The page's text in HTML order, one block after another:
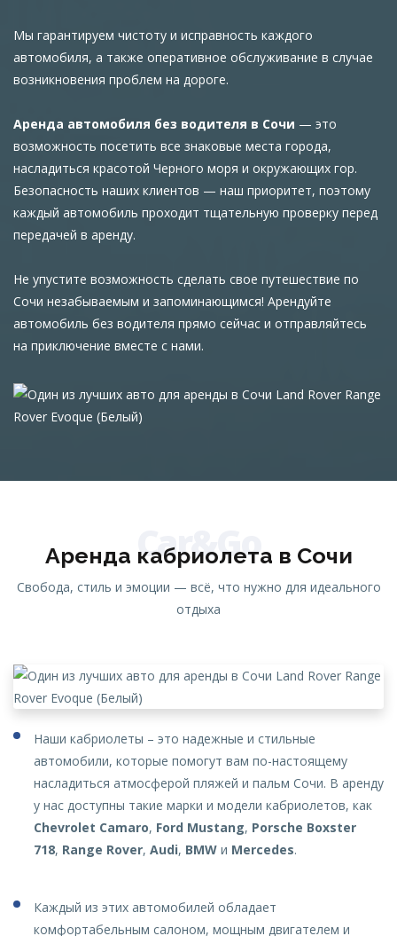
Мы гарантируем чистоту и исправность каждого
автомобиля, а также оперативное обслуживание в случае
возникновения проблем на дороге.
Аренда автомобиля без водителя в Сочи — это
возможность посетить все знаковые места города,
насладиться красотой Черного моря и окружающих гор.
Безопасность наших клиентов — наш приоритет, поэтому
каждый автомобиль проходит тщательную проверку перед
передачей в аренду.
Не упустите возможность сделать свое путешествие по
Сочи незабываемым и запоминающимся! Арендуйте
автомобиль без водителя прямо сейчас и отправляйтесь
на приключение вместе с нами.
Аренда кабриолета в Сочи
Свобода, стиль и эмоции — всё, что нужно для идеального
отдыха
Car&Go
Наши кабриолеты – это надежные и стильные
автомобили, которые помогут вам по-настоящему
насладиться атмосферой пляжей и пальм Сочи. В аренду
у нас доступны такие марки и модели кабриолетов, как
Chevrolet Camaro, Ford Mustang, Porsche Boxster
718, Range Rover, Audi, BMW и Mercedes.
Каждый из этих автомобилей обладает
комфортабельным салоном, мощным двигателем и